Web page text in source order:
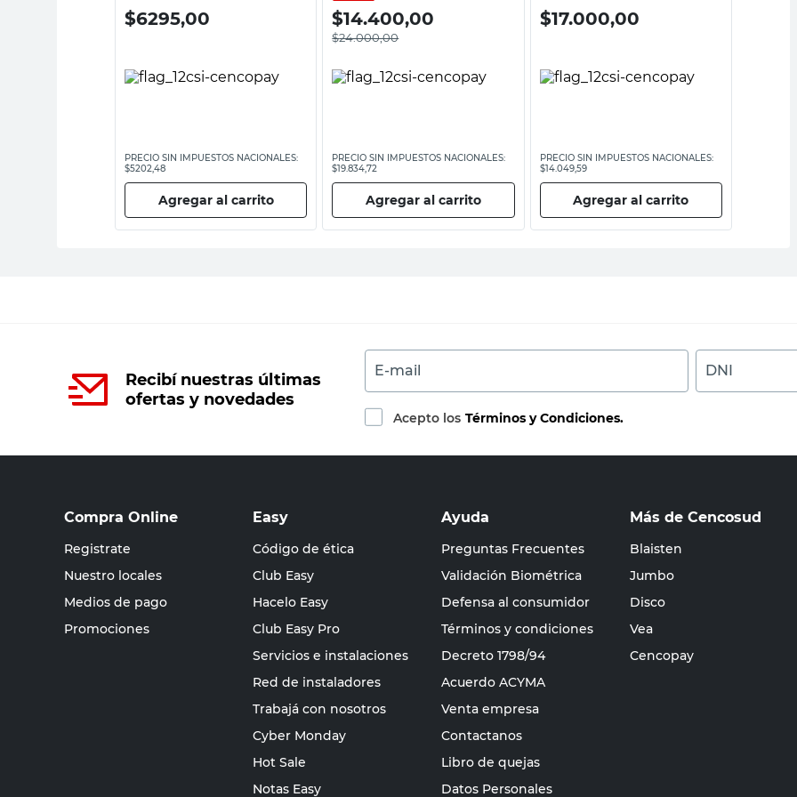
$6295,00
PRECIO SIN IMPUESTOS NACIONALES:
$5202,48
Agregar al carrito
$14.400,00
$24.000,00
PRECIO SIN IMPUESTOS NACIONALES:
$19.834,72
Agregar al carrito
$17.000,00
PRECIO SIN IMPUESTOS NACIONALES:
$14.049,59
Agregar al carrito
Recibí nuestras últimas
ofertas y novedades
E-mail DNI
Acepto los Términos y Condiciones.
Compra Online
Registrate
Nuestro locales
Medios de pago
Promociones
Easy
Código de ética
Club Easy
Hacelo Easy
Club Easy Pro
Servicios e instalaciones
Red de instaladores
Trabajá con nosotros
Cyber Monday
Hot Sale
Notas Easy
Ayuda
Preguntas Frecuentes
Validación Biométrica
Defensa al consumidor
Términos y condiciones
Decreto 1798/94
Acuerdo ACYMA
Venta empresa
Contactanos
Libro de quejas
Datos Personales
Más de Cencosud
Blaisten
Jumbo
Disco
Vea
Cencopay